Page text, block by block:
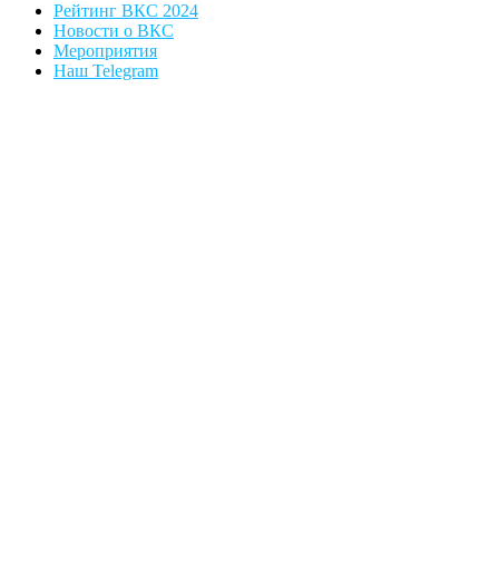
Рейтинг ВКС 2024
Новости о ВКС
Мероприятия
Наш Telegram